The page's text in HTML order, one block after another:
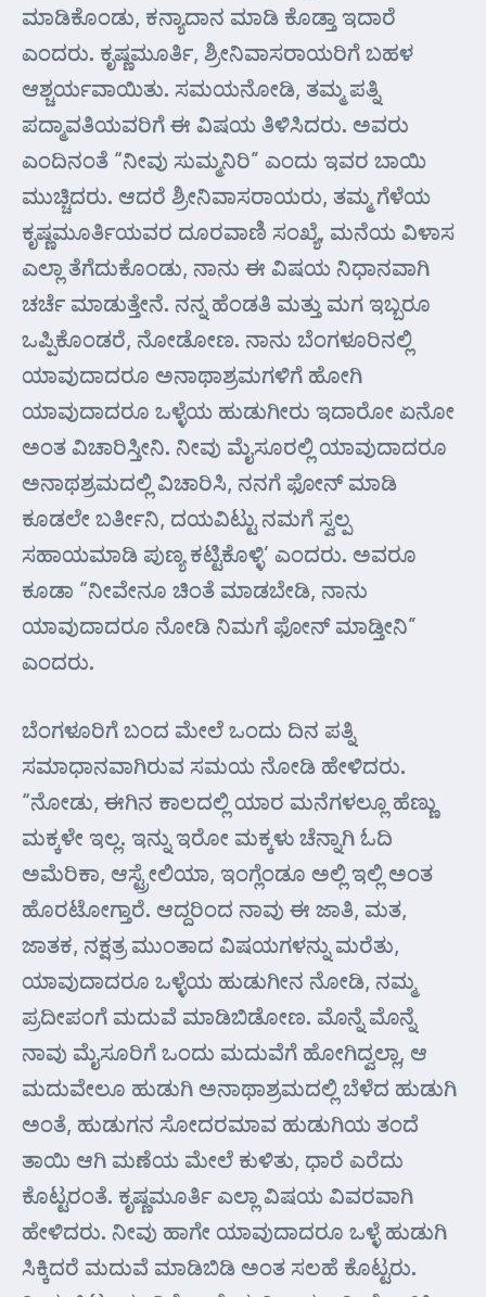
ಮಾಡಿಕೊಂಡು, ಕನ್ಯಾದಾನ ಮಾಡಿ ಕೊಡ್ತಾ ಇದಾರೆ
ಎಂದರು. ಕೃಷ್ಣಮೂರ್ತಿ, ಶ್ರೀನಿವಾಸರಾಯರಿಗೆ ಬಹಳ
ಆಶ್ಚರ್ಯವಾಯಿತು. ಸಮಯನೋಡಿ, ತಮ್ಮ ಪತ್ನಿ
ಪದ್ಮಾವತಿಯವರಿಗೆ ಈ ವಿಷಯ ತಿಳಿಸಿದರು. ಅವರು
ಎಂದಿನಂತೆ “ನೀವು ಸುಮ್ಮನಿರಿ” ಎಂದು ಇವರ ಬಾಯಿ
ಮುಚ್ಚಿದರು. ಆದರೆ ಶ್ರೀನಿವಾಸರಾಯರು, ತಮ್ಮ ಗೆಳೆಯ
ಕೃಷ್ಣಮೂರ್ತಿಯವರ ದೂರವಾಣಿ ಸಂಖ್ಯೆ, ಮನೆಯ ವಿಳಾಸ
ಎಲ್ಲಾ ತೆಗೆದುಕೊಂಡು, ನಾನು ಈ ವಿಷಯ ನಿಧಾನವಾಗಿ
ಚರ್ಚೆ ಮಾಡುತ್ತೇನೆ. ನನ್ನ ಹೆಂಡತಿ ಮತ್ತು ಮಗ ಇಬ್ಬರೂ
ಒಪ್ಪಿಕೊಂಡರೆ, ನೋಡೋಣ. ನಾನು ಬೆಂಗಳೂರಿನಲ್ಲಿ
ಯಾವುದಾದರೂ ಅನಾಥಾಶ್ರಮಗಳಿಗೆ ಹೋಗಿ
ಯಾವುದಾದರೂ ಒಳ್ಳೆಯ ಹುಡುಗೀರು ಇದಾರೋ ಏನೋ
ಅಂತ ವಿಚಾರಿಸ್ತೀನಿ. ನೀವು ಮೈಸೂರಲ್ಲಿ ಯಾವುದಾದರೂ
ಅನಾಥಶ್ರಮದಲ್ಲಿ ವಿಚಾರಿಸಿ, ನನಗೆ ಫೋನ್ ಮಾಡಿ
ಕೂಡಲೇ ಬರ್ತೀನಿ, ದಯವಿಟ್ಟು ನಮಗೆ ಸ್ವಲ್ಪ
ಸಹಾಯಮಾಡಿ ಪುಣ್ಯ ಕಟ್ಟಿಕೊಳ್ಳಿ’ ಎಂದರು. ಅವರೂ
ಕೂಡಾ “ನೀವೇನೂ ಚಿಂತೆ ಮಾಡಬೇಡಿ, ನಾನು
ಯಾವುದಾದರೂ ನೋಡಿ ನಿಮಗೆ ಫೋನ್ ಮಾಡ್ತೀನಿ”
ಎಂದರು.
ಬೆಂಗಳೂರಿಗೆ ಬಂದ ಮೇಲೆ ಒಂದು ದಿನ ಪತ್ನಿ
ಸಮಾಧಾನವಾಗಿರುವ ಸಮಯ ನೋಡಿ ಹೇಳಿದರು.
“ನೋಡು, ಈಗಿನ ಕಾಲದಲ್ಲಿ ಯಾರ ಮನೆಗಳಲ್ಲೂ ಹೆಣ್ಣು
ಮಕ್ಕಳೇ ಇಲ್ಲ. ಇನ್ನು ಇರೋ ಮಕ್ಕಳು ಚೆನ್ನಾಗಿ ಓದಿ
ಅಮೆರಿಕಾ, ಆಸ್ಟ್ರೇಲಿಯಾ, ಇಂಗ್ಲೆಂಡೂ ಅಲ್ಲಿ ಇಲ್ಲಿ ಅಂತ
ಹೊರಟೋಗ್ತಾರೆ. ಆದ್ದರಿಂದ ನಾವು ಈ ಜಾತಿ, ಮತ,
ಜಾತಕ, ನಕ್ಷತ್ರ ಮುಂತಾದ ವಿಷಯಗಳನ್ನು ಮರೆತು,
ಯಾವುದಾದರೂ ಒಳ್ಳೆಯ ಹುಡುಗೀನ ನೋಡಿ, ನಮ್ಮ
ಪ್ರದೀಪಂಗೆ ಮದುವೆ ಮಾಡಿಬಿಡೋಣ. ಮೊನ್ನೆ ಮೊನ್ನೆ
ನಾವು ಮೈಸೂರಿಗೆ ಒಂದು ಮದುವೆಗೆ ಹೋಗಿದ್ವಲ್ಲಾ, ಆ
ಮದುವೇಲೂ ಹುಡುಗಿ ಅನಾಥಾಶ್ರಮದಲ್ಲಿ ಬೆಳೆದ ಹುಡುಗಿ
ಅಂತೆ, ಹುಡುಗನ ಸೋದರಮಾವ ಹುಡುಗಿಯ ತಂದೆ
ತಾಯಿ ಆಗಿ ಮಣೆಯ ಮೇಲೆ ಕುಳಿತು, ಧಾರೆ ಎರೆದು
ಕೊಟ್ಟರಂತೆ. ಕೃಷ್ಣಮೂರ್ತಿ ಎಲ್ಲಾ ವಿಷಯ ವಿವರವಾಗಿ
ಹೇಳಿದರು. ನೀವು ಹಾಗೇ ಯಾವುದಾದರೂ ಒಳ್ಳೆ ಹುಡುಗಿ
ಸಿಕ್ಕಿದರೆ ಮದುವೆ ಮಾಡಿಬಿಡಿ ಅಂತ ಸಲಹೆ ಕೊಟ್ಟರು.